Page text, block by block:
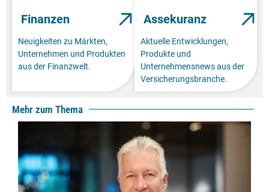
Finanzen
Neuigkeiten zu Märkten,
Unternehmen und Produkten
aus der Finanzwelt.
Assekuranz
Aktuelle Entwicklungen,
Produkte und
Unternehmensnews aus der
Versicherungsbranche.
Mehr zum Thema